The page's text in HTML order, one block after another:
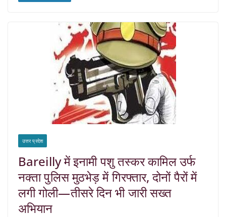
उत्तर प्रदेश
Bareilly में इनामी पशु तस्कर कामिल उर्फ
नक्ता पुलिस मुठभेड़ में गिरफ्तार, दोनों पैरों में
लगी गोली—तीसरे दिन भी जारी सख्त
अभियान